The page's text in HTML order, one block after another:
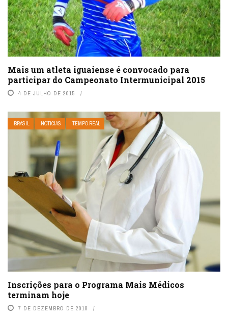
Mais um atleta iguaiense é convocado para
participar do Campeonato Intermunicipal 2015
4 DE JULHO DE 2015
BRASIL NOTÍCIAS TEMPO REAL
Inscrições para o Programa Mais Médicos
terminam hoje
7 DE DEZEMBRO DE 2018